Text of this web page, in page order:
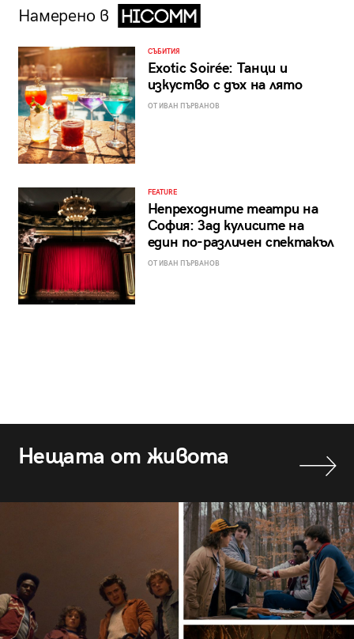
Намерено в
СЪБИТИЯ
Exotic Soirée: Танци и
изкуство с дъх на лято
ОТ ИВАН ПЪРВАНОВ
FEATURE
Непреходните театри на
София: Зад кулисите на
един по-различен спектакъл
ОТ ИВАН ПЪРВАНОВ
Нещата от живота